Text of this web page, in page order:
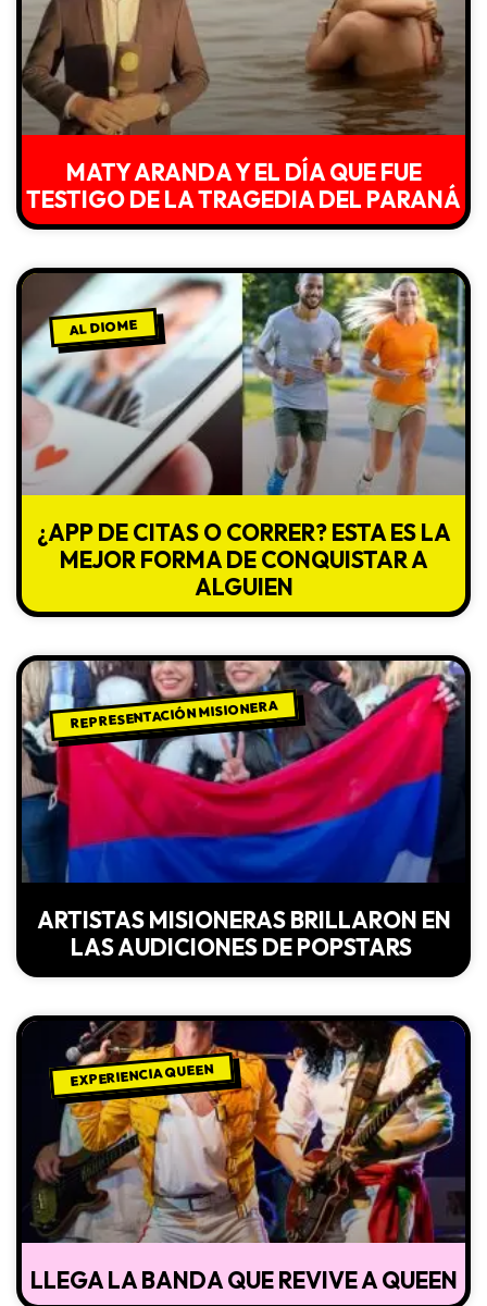
MATY ARANDA Y EL DÍA QUE FUE
TESTIGO DE LA TRAGEDIA DEL PARANÁ
AL DIOME
¿APP DE CITAS O CORRER? ESTA ES LA
MEJOR FORMA DE CONQUISTAR A
ALGUIEN
REPRESENTACIÓN MISIONERA
ARTISTAS MISIONERAS BRILLARON EN
LAS AUDICIONES DE POPSTARS
EXPERIENCIA QUEEN
LLEGA LA BANDA QUE REVIVE A QUEEN